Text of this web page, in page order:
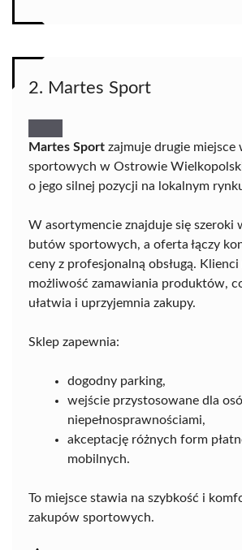
2. Martes Sport
Martes Sport zajmuje drugie miejsce
sportowych w Ostrowie
o jego silnej pozycji na lokalnym
W asortymencie znajduje się szeroki
butów sportowych, a oferta łączy
ceny z profesjonalną obsługą. Klienci
możliwość zamawiania produktów,
ułatwia i uprzyjemnia zakupy.
Sklep zapewnia:
dogodny parking,
wejście przystosowane dla
niepełnosprawnościami,
akceptację różnych form
mobilnych.
To miejsce stawia na szybkość i
zakupów sportowych.